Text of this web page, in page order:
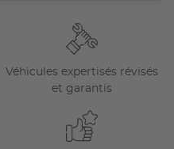
Véhicules expertisés révisés
et garantis